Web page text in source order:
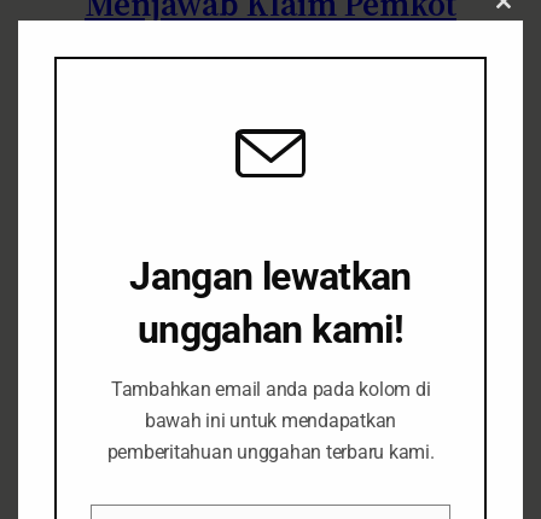
Surabaya: Udara Aman di
Menjawab Resiko Sebenarnya
Evaluasi Segera PLTSa
Benowo: Polusi Udara Ancam
Kesehatan dan Langgar Hak
Jangan lewatkan
unggahan kami!
Tambahkan email anda pada kolom di
bawah ini untuk mendapatkan
pemberitahuan unggahan terbaru kami.